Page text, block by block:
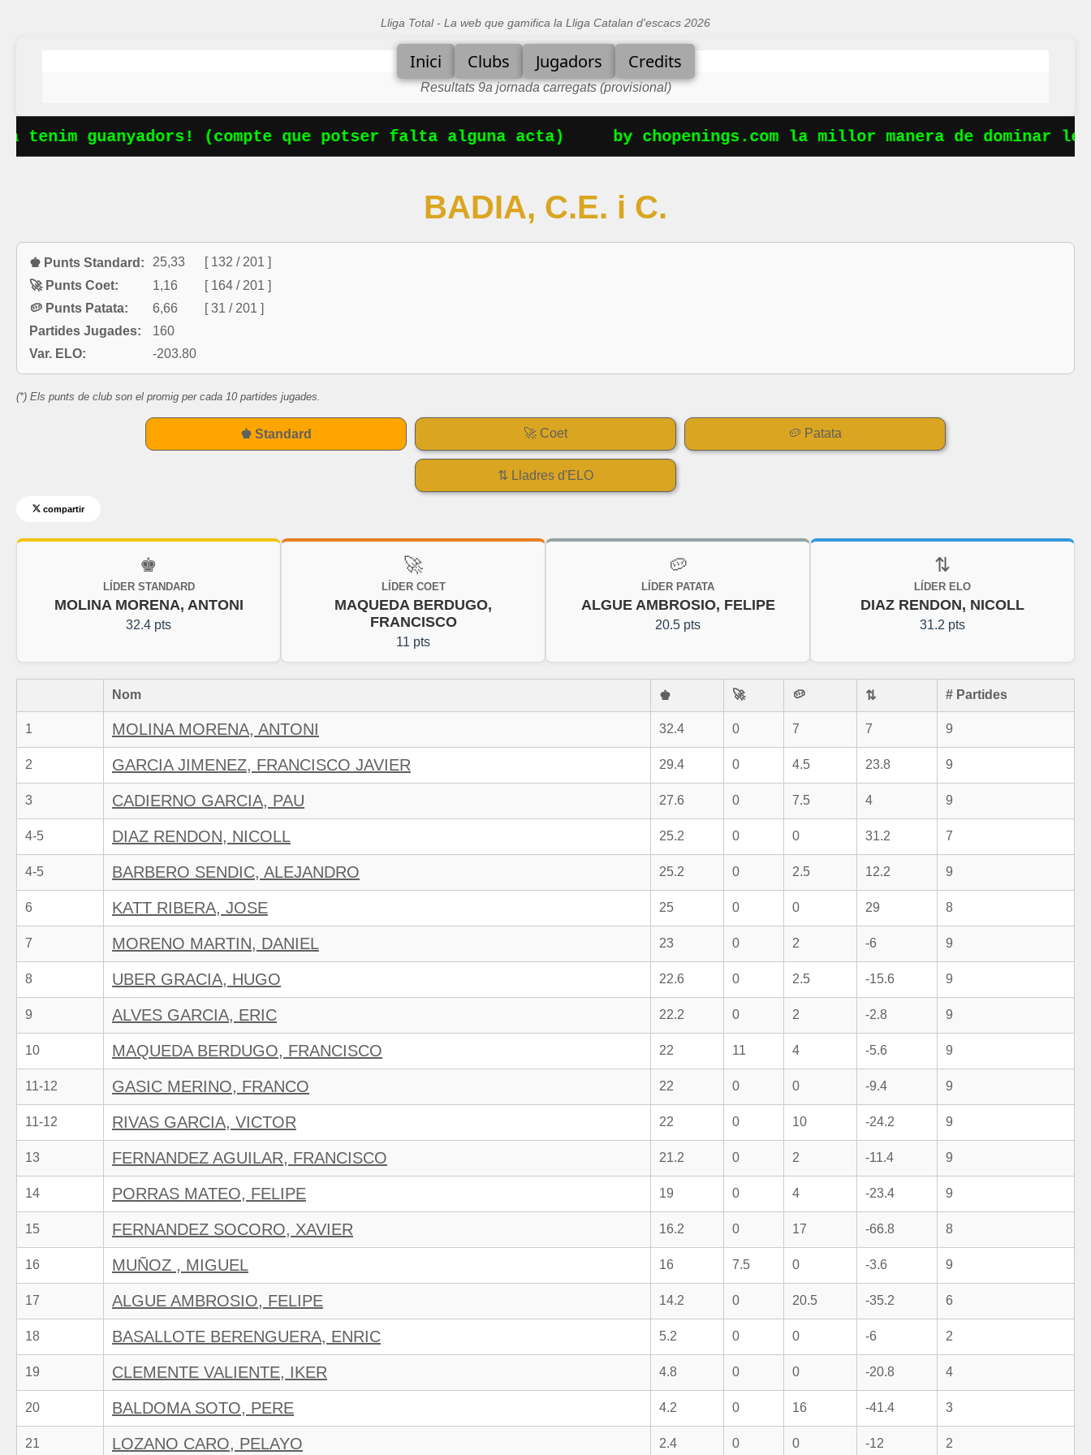
Lliga Total - La web que gamifica la Lliga Catalan d'escacs 2026
Inici Clubs Jugadors Credits
Resultats 9a jornada carregats (provisional)
guanyadors! (compte que potser falta alguna acta) by chopenings.com la millor manera de dominar les
BADIA, C.E. i C.
♚ Punts Standard: 25,33
[ 132 / 201 ]
🚀 Punts Coet:
1,16
[ 164 / 201 ]
🥔 Punts Patata:
6,66
[ 31 / 201 ]
Partides Jugades:
160
Var. ELO:
-203.80
(*) Els punts de club son el promig per cada 10 partides jugades.
♚ Standard 🚀 Coet 🥔 Patata
⇅ Lladres d'ELO
compartir
♚
LÍDER STANDARD
MOLINA MORENA, ANTONI
32.4 pts
🚀
LÍDER COET
MAQUEDA BERDUGO,
FRANCISCO
11 pts
🥔
LÍDER PATATA
ALGUE AMBROSIO, FELIPE
20.5 pts
⇅
LÍDER ELO
DIAZ RENDON, NICOLL
31.2 pts
Nom ♚ 🚀 🥔 ⇅ # Partides
1 MOLINA MORENA, ANTONI 32.4 0 7 7 9
2 GARCIA JIMENEZ, FRANCISCO JAVIER 29.4 0 4.5 23.8 9
3 CADIERNO GARCIA, PAU 27.6 0 7.5 4 9
4-5 DIAZ RENDON, NICOLL 25.2 0 0 31.2 7
4-5 BARBERO SENDIC, ALEJANDRO 25.2 0 2.5 12.2 9
6 KATT RIBERA, JOSE 25 0 0 29 8
7 MORENO MARTIN, DANIEL 23 0 2 -6 9
8 UBER GRACIA, HUGO 22.6 0 2.5 -15.6 9
9 ALVES GARCIA, ERIC 22.2 0 2 -2.8 9
10 MAQUEDA BERDUGO, FRANCISCO 22 11 4 -5.6 9
11-12 GASIC MERINO, FRANCO 22 0 0 -9.4 9
11-12 RIVAS GARCIA, VICTOR 22 0 10 -24.2 9
13 FERNANDEZ AGUILAR, FRANCISCO 21.2 0 2 -11.4 9
14 PORRAS MATEO, FELIPE 19 0 4 -23.4 9
15 FERNANDEZ SOCORO, XAVIER 16.2 0 17 -66.8 8
16 MUÑOZ , MIGUEL 16 7.5 0 -3.6 9
17 ALGUE AMBROSIO, FELIPE 14.2 0 20.5 -35.2 6
18 BASALLOTE BERENGUERA, ENRIC 5.2 0 0 -6 2
19 CLEMENTE VALIENTE, IKER 4.8 0 0 -20.8 4
20 BALDOMA SOTO, PERE 4.2 0 16 -41.4 3
21 LOZANO CARO, PELAYO 2.4 0 0 -12 2